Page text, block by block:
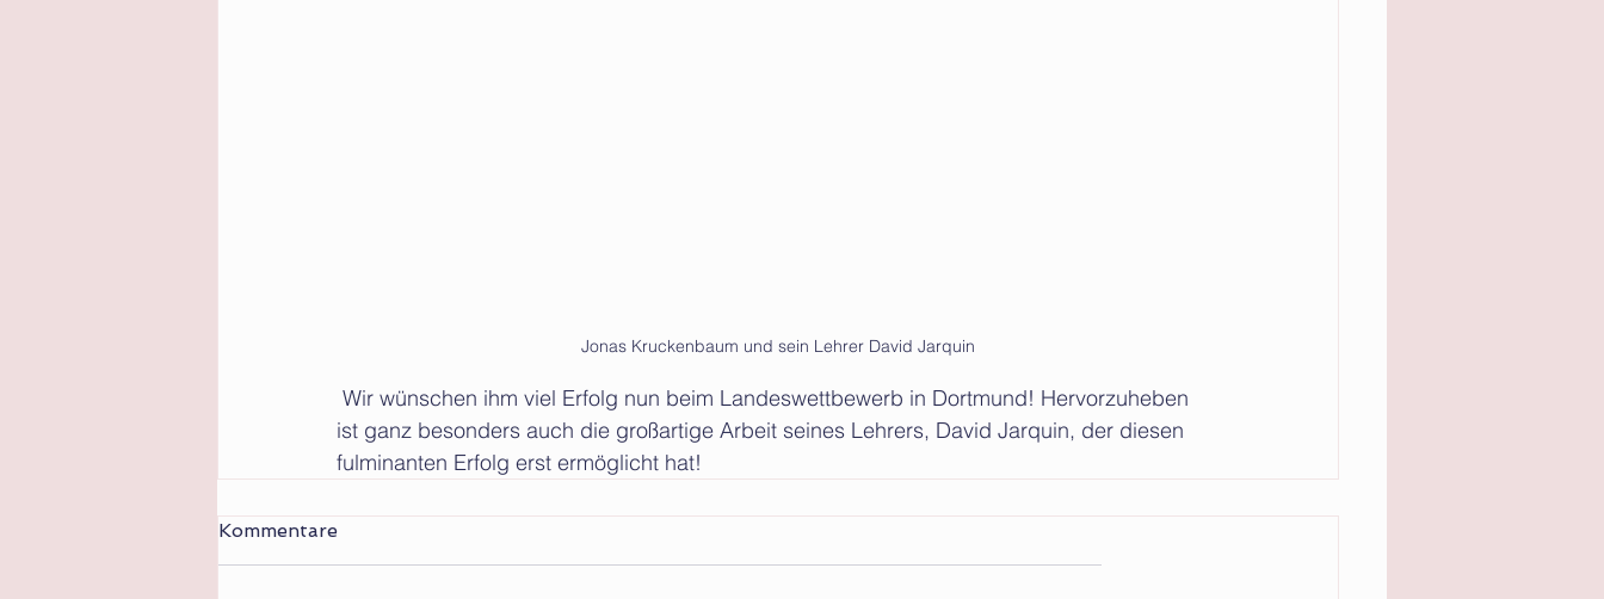
Jonas Kruckenbaum und sein Lehrer David Jarquin
ist ganz besonders auch die großartige Arbeit seines Lehrers, David Jarquin, der diesen
fulminanten Erfolg erst ermöglicht hat!
Kommentare